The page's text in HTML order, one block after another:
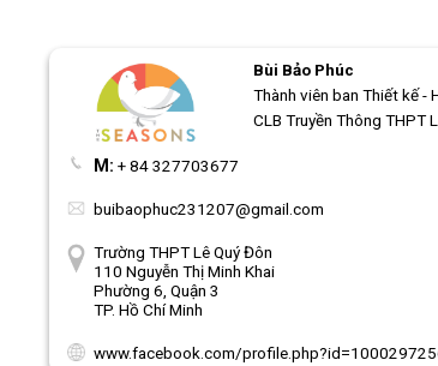
Bùi Bảo Phúc
Thành viên ban Thiết kế -
CLB Truyền Thông THPT
M: + 84 327703677
buibaophuc231207@gmail.com
Trường THPT Lê Quý Đôn
110 Nguyễn Thị Minh Khai
Phường 6, Quận 3
TP. Hồ Chí Minh
www.facebook.com/